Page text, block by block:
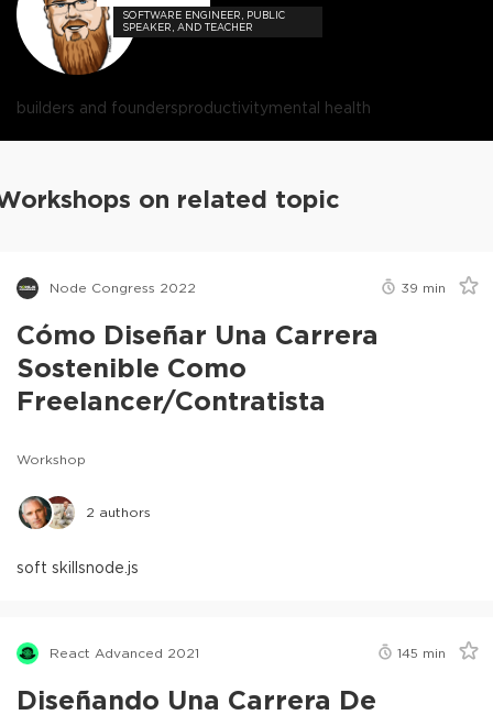
SOFTWARE ENGINEER, PUBLIC
SPEAKER, AND TEACHER
builders and foundersproductivitymental health
on related topic
Node Congress 2022 39 min
Cómo Diseñar Una Carrera
Sostenible Como
Freelancer/Contratista
Workshop
2 authors
soft skillsnode.js
React Advanced 2021 145 min
Diseñando Una Carrera De